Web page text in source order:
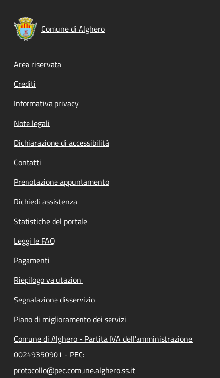
Comune di Alghero
Footer menu
Area riservata
Crediti
Informativa privacy
Note legali
Dichiarazione di accessibilità
Contatti
Prenotazione appuntamento
Richiedi assistenza
Statistiche del portale
Leggi le FAQ
Pagamenti
Riepilogo valutazioni
Segnalazione disservizio
Piano di miglioramento dei servizi
Comune di Alghero - Partita IVA dell'amministrazione:
00249350901 - PEC:
protocollo@pec.comune.alghero.ss.it